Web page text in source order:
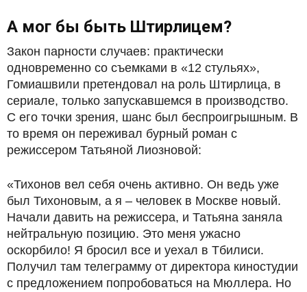
А мог бы быть Штирлицем?
Закон парности случаев: практически
одновременно со съемками в «12 стульях»,
Гомиашвили претендовал на роль Штирлица, в
сериале, только запускавшемся в производство.
С его точки зрения, шанс был беспроигрышным. В
то время он переживал бурный роман с
режиссером Татьяной Лиозновой:
«Тихонов вел себя очень активно. Он ведь уже
был Тихоновым, а я – человек в Москве новый.
Начали давить на режиссера, и Татьяна заняла
нейтральную позицию. Это меня ужасно
оскорбило! Я бросил все и уехал в Тбилиси.
Получил там телеграмму от директора киностудии
с предложением попробоваться на Мюллера. Но